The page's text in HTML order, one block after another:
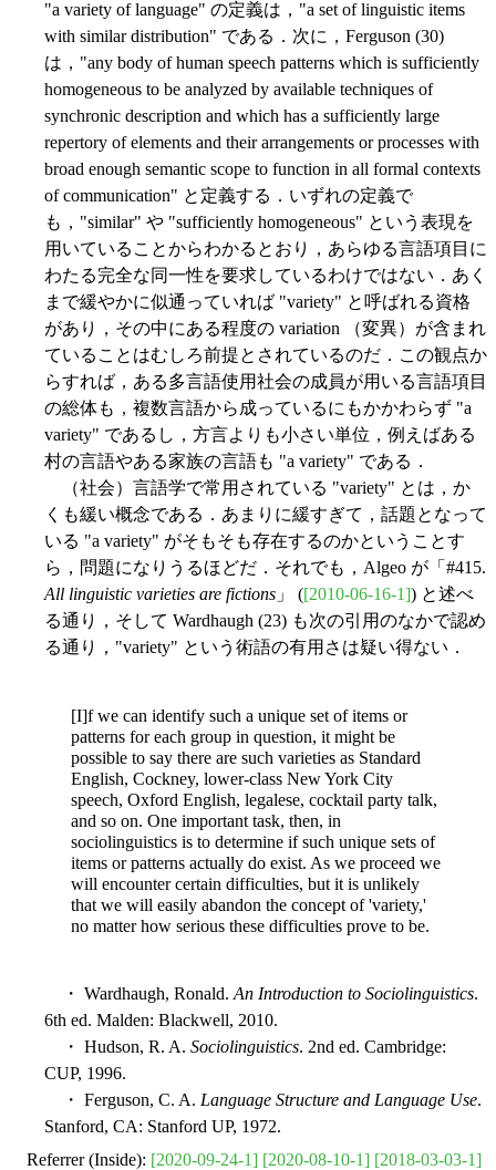
"a variety of language" の定義は，"a set of linguistic items
with similar distribution" である．次に，Ferguson (30)
は，"any body of human speech patterns which is sufficiently
homogeneous to be analyzed by available techniques of
synchronic description and which has a sufficiently large
repertory of elements and their arrangements or processes with
broad enough semantic scope to function in all formal contexts
of communication" と定義する．いずれの定義で
も，"similar" や "sufficiently homogeneous" という表現を
用いていることからわかるとおり，あらゆる言語項目に
わたる完全な同一性を要求しているわけではない．あく
まで緩やかに似通っていれば "variety" と呼ばれる資格
があり，その中にある程度の variation （変異）が含まれ
ていることはむしろ前提とされているのだ．この観点か
らすれば，ある多言語使用社会の成員が用いる言語項目
の総体も，複数言語から成っているにもかかわらず "a
variety" であるし，方言よりも小さい単位，例えばある
村の言語やある家族の言語も "a variety" である．
（社会）言語学で常用されている "variety" とは，か
くも緩い概念である．あまりに緩すぎて，話題となって
いる "a variety" がそもそも存在するのかということす
ら，問題になりうるほどだ．それでも，Algeo が「#415.
All linguistic varieties are fictions 」 ([2010-06-16-1]) と述べ
る通り，そして Wardhaugh (23) も次の引用のなかで認め
る通り，"variety" という術語の有用さは疑い得ない．
[I]f we can identify such a unique set of items or
patterns for each group in question, it might be
possible to say there are such varieties as Standard
English, Cockney, lower-class New York City
speech, Oxford English, legalese, cocktail party talk,
and so on. One important task, then, in
sociolinguistics is to determine if such unique sets of
items or patterns actually do exist. As we proceed we
will encounter certain difficulties, but it is unlikely
that we will easily abandon the concept of 'variety,'
no matter how serious these difficulties prove to be.
・ Wardhaugh, Ronald. An Introduction to Sociolinguistics.
6th ed. Malden: Blackwell, 2010.
・ Hudson, R. A. Sociolinguistics. 2nd ed. Cambridge:
CUP, 1996.
・ Ferguson, C. A. Language Structure and Language Use.
Stanford, CA: Stanford UP, 1972.
Referrer (Inside): [2020-09-24-1] [2020-08-10-1] [2018-03-03-1]